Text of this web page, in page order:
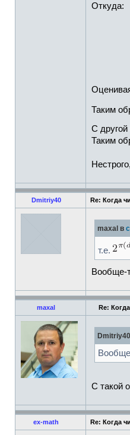
Откуда:
Таким
С другой
Таким
Dmitriy40 Re: Когда
maxal в
т.е.
Вообще-
maxal Re:
С такой
ex-math Re: Когда